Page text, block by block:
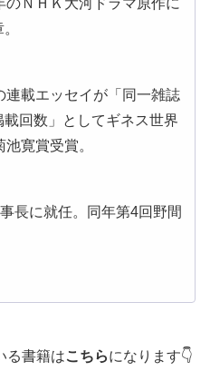
のＮＨＫ大河ドラマ原作に
連載エッセイが「同一雑誌
回数」としてギネス世界
寛賞受賞。
長に就任。同年第4回野間
る書籍はこちらになります👇